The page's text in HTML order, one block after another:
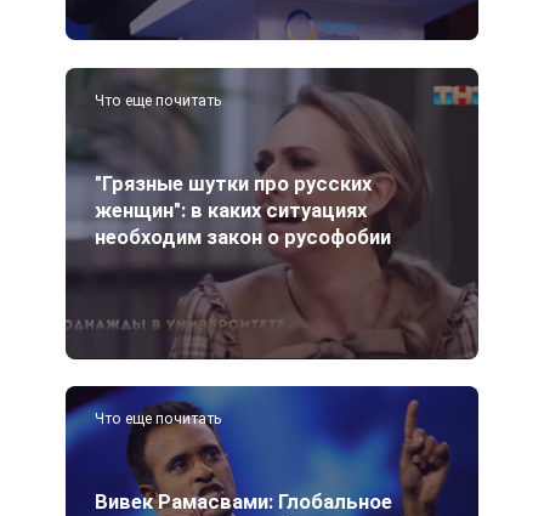
Что еще почитать
"Грязные шутки про русских
женщин": в каких ситуациях
необходим закон о русофобии
Что еще почитать
Вивек Рамасвами: Глобальное